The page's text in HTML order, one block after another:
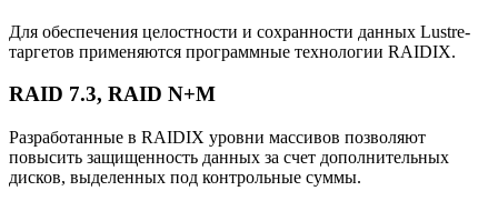
Для обеспечения целостности и сохранности данных Lustre-
таргетов применяются программные технологии RAIDIX.
RAID 7.3, RAID N+M
Разработанные в RAIDIX уровни массивов позволяют
повысить защищенность данных за счет дополнительных
дисков, выделенных под контрольные суммы.